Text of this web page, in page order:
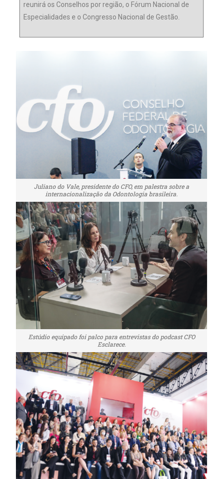
reunirá os Conselhos por região, o Fórum Nacional de
Especialidades e o Congresso Nacional de Gestão.
Juliano do Vale, presidente do CFO, em palestra sobre a
internacionalização da Odontologia brasileira.
Estúdio equipado foi palco para entrevistas do podcast CFO
Esclarece.